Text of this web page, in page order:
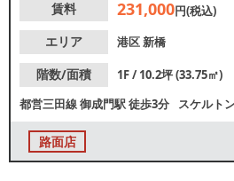
気軽
賃料 231,000円(税込)
エリア
港区新橋
階数/面積
1F / 10.2坪 (33.75㎡)
都営三田線御成門駅徒歩3分 スケルト
路面店